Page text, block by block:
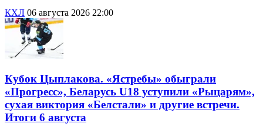
КХЛ 06 августа 2026 22:00
Кубок Цыплакова. «Ястребы» обыграли
«Прогресс», Беларусь U18 уступили «Рыцарям»,
сухая виктория «Белстали» и другие встречи.
Итоги 6 августа